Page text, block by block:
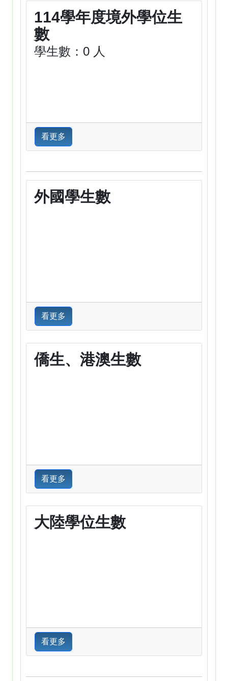
114學年度境外學位生
數
學生數：0 人
看更多
外國學生數
看更多
僑生、港澳生數
看更多
大陸學位生數
看更多